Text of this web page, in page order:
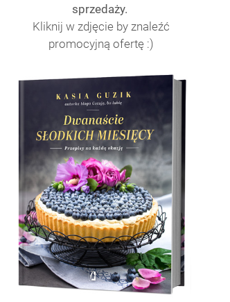
sprzedaży.
Kliknij w zdjęcie by znaleźć
promocyjną ofertę :)